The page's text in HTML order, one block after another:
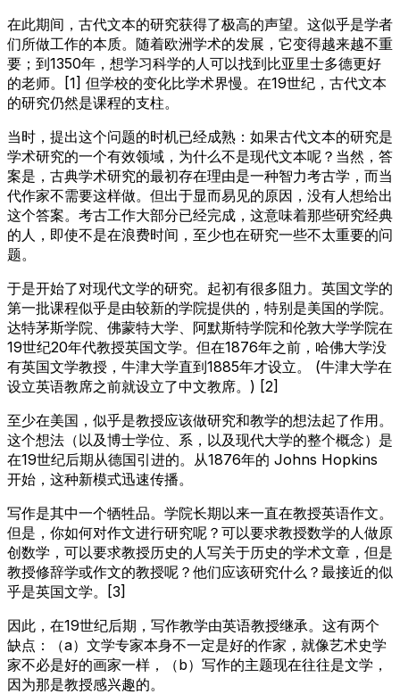
在此期间，古代文本的研究获得了极高的声望。这似乎是学者
们所做工作的本质。随着欧洲学术的发展，它变得越来越不重
要；到1350年，想学习科学的人可以找到比亚里士多德更好
的老师。[1] 但学校的变化比学术界慢。在19世纪，古代文本
的研究仍然是课程的支柱。
当时，提出这个问题的时机已经成熟：如果古代文本的研究是
学术研究的一个有效领域，为什么不是现代文本呢？当然，答
案是，古典学术研究的最初存在理由是一种智力考古学，而当
代作家不需要这样做。但出于显而易见的原因，没有人想给出
这个答案。考古工作大部分已经完成，这意味着那些研究经典
的人，即使不是在浪费时间，至少也在研究一些不太重要的问
题。
于是开始了对现代文学的研究。起初有很多阻力。英国文学的
第一批课程似乎是由较新的学院提供的，特别是美国的学院。
达特茅斯学院、佛蒙特大学、阿默斯特学院和伦敦大学学院在
19世纪20年代教授英国文学。但在1876年之前，哈佛大学没
有英国文学教授，牛津大学直到1885年才设立。 (牛津大学在
设立英语教席之前就设立了中文教席。) [2]
至少在美国，似乎是教授应该做研究和教学的想法起了作用。
这个想法（以及博士学位、系，以及现代大学的整个概念）是
在19世纪后期从德国引进的。从1876年的 Johns Hopkins
开始，这种新模式迅速传播。
写作是其中一个牺牲品。学院长期以来一直在教授英语作文。
但是，你如何对作文进行研究呢？可以要求教授数学的人做原
创数学，可以要求教授历史的人写关于历史的学术文章，但是
教授修辞学或作文的教授呢？他们应该研究什么？最接近的似
乎是英国文学。[3]
因此，在19世纪后期，写作教学由英语教授继承。这有两个
缺点：（a）文学专家本身不一定是好的作家，就像艺术史学
家不必是好的画家一样，（b）写作的主题现在往往是文学，
因为那是教授感兴趣的。